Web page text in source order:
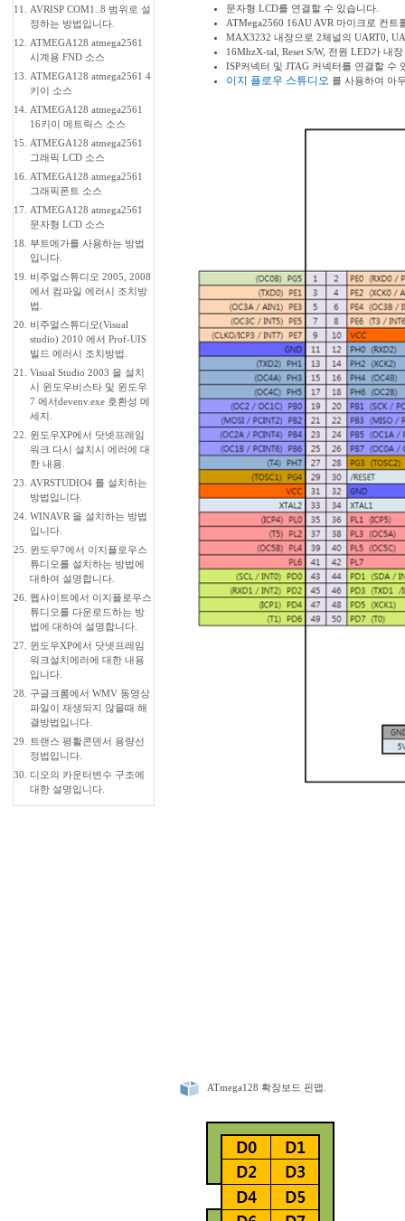
11. AVRISP COM1..8 범위로 설
정하는 방법입니다.
12. ATMEGA128 atmega2561
시계용 FND 소스
13. ATMEGA128 atmega2561 4
키이 소스
14. ATMEGA128 atmega2561
16키이 메트릭스 소스
15. ATMEGA128 atmega2561
그래픽 LCD 소스
16. ATMEGA128 atmega2561
그래픽폰트 소스
17. ATMEGA128 atmega2561
문자형 LCD 소스
18. 부트메가를 사용하는 방법
입니다.
19. 비주얼스튜디오 2005, 2008
에서 컴파일 에러시 조치방
법.
20. 비주얼스튜디오(Visual
studio) 2010 에서 Prof-UIS
빌드 에러시 조치방법.
21. Visual Studio 2003 을 설치
시 윈도우비스타 및 윈도우
7 에서devenv.exe 호환성 메
세지.
22. 윈도우XP에서 닷넷프레임
워크 다시 설치시 에러에 대
한 내용.
23. AVRSTUDIO4 를 설치하는
방법입니다.
24. WINAVR 을 설치하는 방법
입니다.
25. 윈도우7에서 이지플로우스
튜디오를 설치하는 방법에
대하여 설명합니다.
26. 웹사이트에서 이지플로우스
튜디오를 다운로드하는 방
법에 대하여 설명합니다.
27. 윈도우XP에서 닷넷프레임
워크설치에러에 대한 내용
입니다.
28. 구글크롬에서 WMV 동영상
파일이 재생되지 않을때 해
결방법입니다.
29.
트랜스 평활콘덴서 용량선
정법입니다.
30. 디오의 카운터변수 구조에
대한 설명입니다.
문자형 LCD를 연결할 수 있습니다.
ATMega2560 16AU AVR 마이크로 컨트
MAX3232 내장으로 2체널의 UART0,
16MhzX-tal, Reset S/W, 전원 LED가
ISP커넥터 및 JTAG 커넥터를 연결할
이지 플로우 스튜디오 를 사용하여 아
ATmega128 확장보드 핀맵.